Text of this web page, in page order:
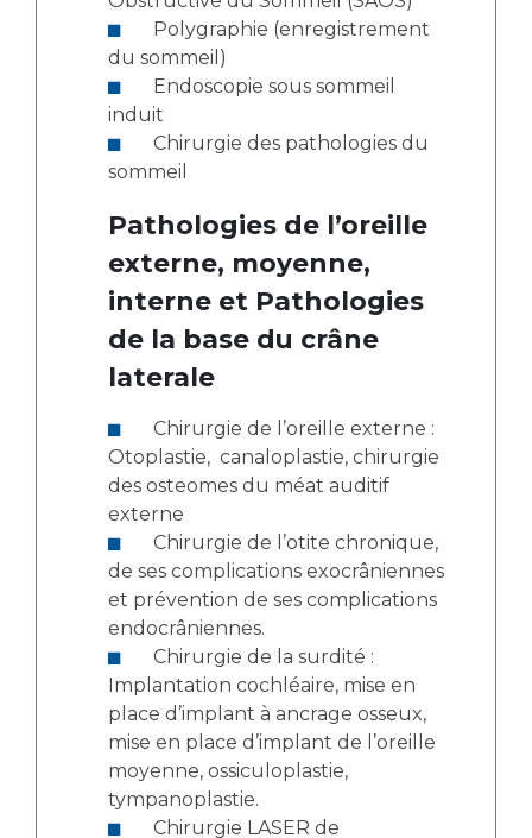
du sommeil)
induit
sommeil
Pathologies de l’oreille
externe, moyenne,
interne et Pathologies
de la base du crâne
laterale
Otoplastie, canaloplastie, chirurgie
des osteomes du méat auditif
externe
de ses complications exocrâniennes
et prévention de ses complications
endocrâniennes.
Implantation cochléaire, mise en
place d’implant à ancrage osseux,
mise en place d’implant de l’oreille
moyenne, ossiculoplastie,
tympanoplastie.